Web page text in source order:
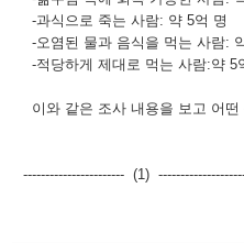
-과식으로 죽는 사람: 약 5억 명
-오염된 물과 음식을 먹는 사람:
-적당하게 제대로 먹는 사람:약 5
이와 같은 조사 내용을 보고 어
----------------------- (1)